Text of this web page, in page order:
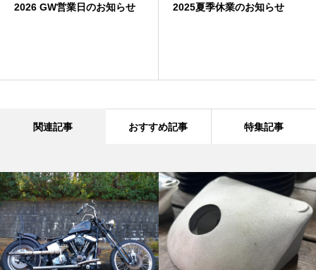
2026 GW営業日のお知らせ 2025夏季休業のお知らせ
関連記事 おすすめ記事 特集記事